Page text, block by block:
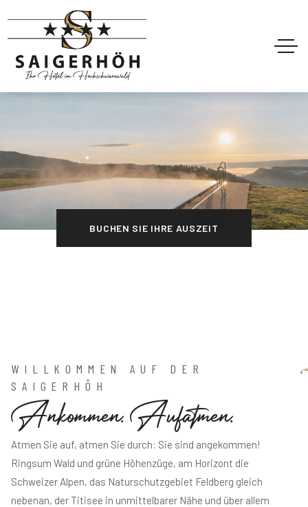
BUCHEN SIE IHRE AUSZEIT
WILLKOMMEN AUF DER
SAIGERHÖH
Ankommen.Aufatmen.
Atmen Sie auf, atmen Sie durch: Sie sind angekommen!
Ringsum Wald und grüne Höhenzüge, am Horizont die
Schweizer Alpen, das Naturschutzgebiet Feldberg gleich
nebenan, der Titisee in unmittelbarer Nähe und über allem